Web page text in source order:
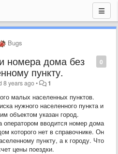
Bugs
0
номера дома без
пункту.
8 years ago• 1
малых населенных пунктов.
нужного населенного пункта и
объектом указан город.
оператором вводится номер дома
которого нет в справочнике. Он
пункту, а к городу. Что
цены поездки.